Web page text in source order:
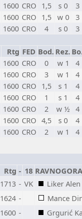
1600 CRO 1,5 s 0
3
1600 CRO 1,5 w 0
3
1600 CRO 4 s 0
3
Rtg FED Bod. Rez.
1600 CRO 0 w 1
4
1600 CRO 3 w 1
4
1600 CRO 1,5 s 1
4
1600 CRO 1 s 1
4
1600 CRO 2 w ½ 4
1600 CRO 4,5 s 0
4
1600 CRO 2 w 1 4
Rtg - 18
1713 - VK
Liker Alen
1624 -
Mance
1600 -
Grgurić